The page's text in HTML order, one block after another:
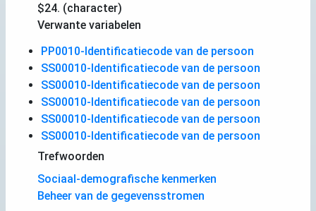
$24. (character)
Verwante variabelen
PP0010-Identificatiecode van de persoon
SS00010-Identificatiecode van de persoon
SS00010-Identificatiecode van de persoon
SS00010-Identificatiecode van de persoon
SS00010-Identificatiecode van de persoon
SS00010-Identificatiecode van de persoon
Trefwoorden
Sociaal-demografische kenmerken
Beheer van de gegevensstromen